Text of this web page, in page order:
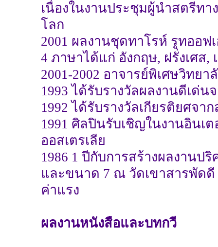
เนื่องในงานประชุมผู้นำสตรีท
โลก
2001 ผลงานชุดทาโรห์ รูทออฟ
4 ภาษาได้แก่ อังกฤษ, ฝรั่งเศส,
2001-2002 อาจารย์พิเศษวิทย
1993 ได้รับรางวัลผลงานดีเด่น
1992 ได้รับรางวัลเกียรติยศจ
1991 ศิลปินรับเชิญในงานอินเ
ออสเตรเลีย
1986 1 ปีกับการสร้างผลงาน
และขนาด 7 ณ วัดเขาสารพัด
ค่าแรง
ผลงานหนังสือและบทกวี